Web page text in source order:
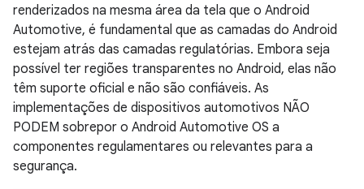
renderizados na mesma área da tela que o Android
Automotive, é fundamental que as camadas do Android
estejam atrás das camadas regulatórias. Embora seja
possível ter regiões transparentes no Android, elas não
têm suporte oficial e não são confiáveis. As
implementações de dispositivos automotivos NÃO
PODEM sobrepor o Android Automotive OS a
componentes regulamentares ou relevantes para a
segurança.